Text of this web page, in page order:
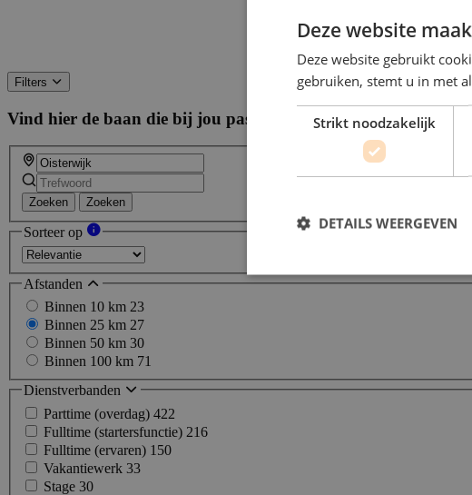
Filters
Vind hier de baan die bij jou past
Zoeken Zoeken
Sorteer op
Afstanden
Binnen 10 km 23
Binnen 25 km 27
Binnen 50 km 30
Binnen 100 km 71
Dienstverbanden
Parttime (overdag) 422
Fulltime (startersfunctie) 216
Fulltime (ervaren) 150
Vakantiewerk 33
Stage 30
Deze website
Deze website gebruikt
gebruiken, stemt u in met
Strikt noodzakelijk
DETAILS WEERGEVEN